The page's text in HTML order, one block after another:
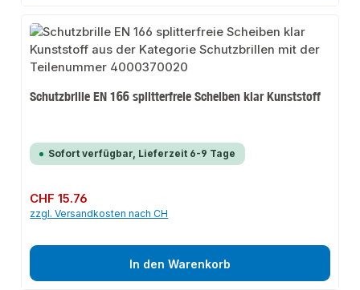
Schutzbrille EN 166 splitterfreie Scheiben klar Kunststoff
Sofort verfügbar, Lieferzeit 6-9 Tage
Regulärer Preis:
CHF 15.76
zzgl. Versandkosten nach CH
In den Warenkorb